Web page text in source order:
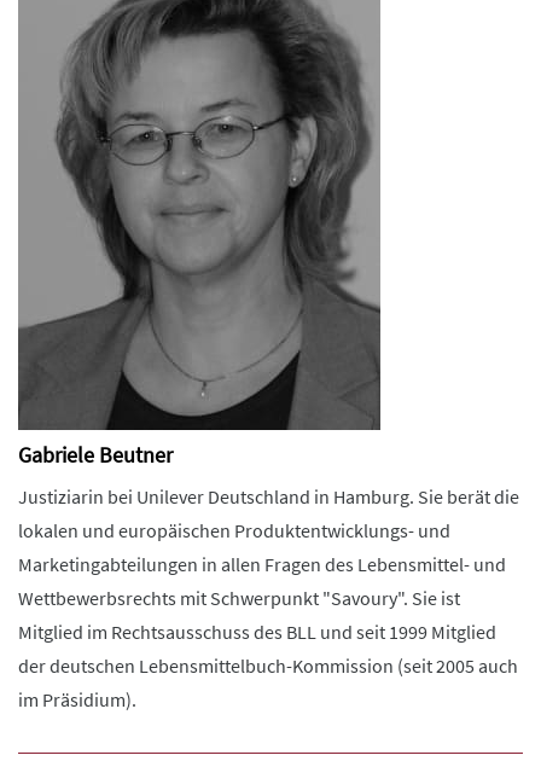
Gabriele Beutner
Justiziarin bei Unilever Deutschland in Hamburg. Sie berät die
lokalen und europäischen Produktentwicklungs- und
Marketingabteilungen in allen Fragen des Lebensmittel- und
Wettbewerbsrechts mit Schwerpunkt "Savoury". Sie ist
Mitglied im Rechtsausschuss des BLL und seit 1999 Mitglied
der deutschen Lebensmittelbuch-Kommission (seit 2005 auch
im Präsidium).